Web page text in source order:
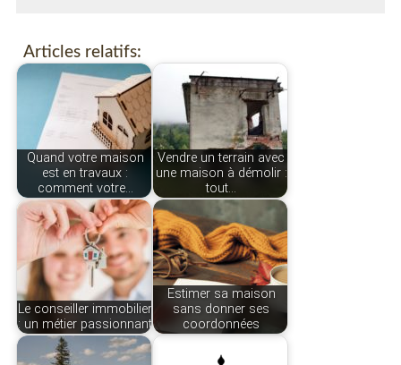
Articles relatifs:
Quand votre maison
est en travaux :
comment votre…
Vendre un terrain avec
une maison à démolir :
tout…
Le conseiller immobilier
: un métier passionnant
Estimer sa maison
sans donner ses
coordonnées